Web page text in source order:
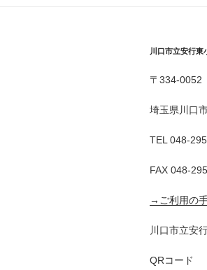
川口市立安行東
〒334-0052
埼玉県川口
TEL 048-
FAX 048-
→ご利用の
川口市立安
QRコード